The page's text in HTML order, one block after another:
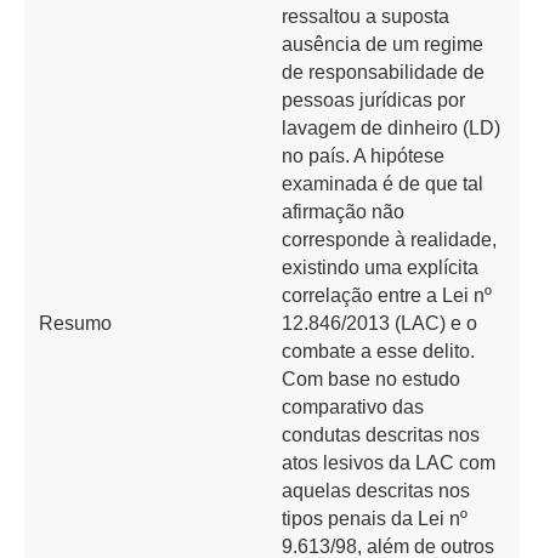
Resumo
ressaltou a suposta
ausência de um regime
de responsabilidade de
pessoas jurídicas por
lavagem de dinheiro (LD)
no país. A hipótese
examinada é de que tal
afirmação não
corresponde à realidade,
existindo uma explícita
correlação entre a Lei nº
12.846/2013 (LAC) e o
combate a esse delito.
Com base no estudo
comparativo das
condutas descritas nos
atos lesivos da LAC com
aquelas descritas nos
tipos penais da Lei nº
9.613/98, além de outros